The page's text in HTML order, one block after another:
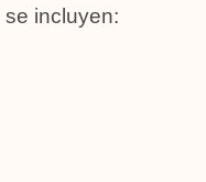
incluyen: